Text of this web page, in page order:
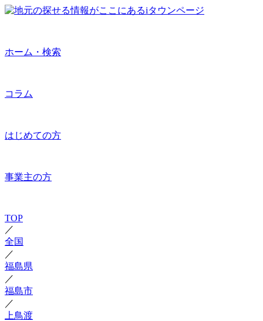
ホーム・検索
コラム
はじめての方
事業主の方
TOP
／
全国
／
福島県
／
福島市
／
上鳥渡